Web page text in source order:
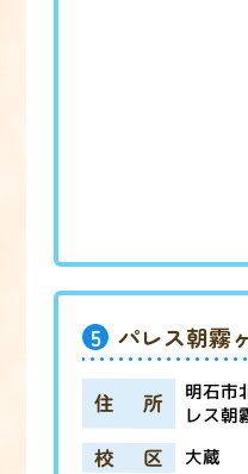
5 パレス朝霧
住所 明石
レス朝
校区 大蔵